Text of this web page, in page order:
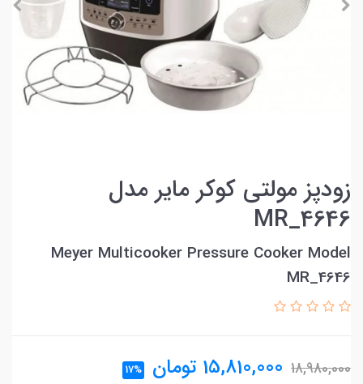
زودپز مولتی کوکر مایر مدل
MR_4646
Meyer Multicooker Pressure Cooker Model
MR_4646
18,980,000
15,810,000 تومان 17%